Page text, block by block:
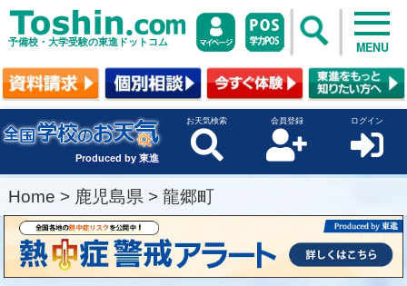
予備校・大学受験の東進ドットコム MENU
Produced by 東進
お天気検索 会員登録 ログイン
Home > 鹿児島県 > 龍郷町